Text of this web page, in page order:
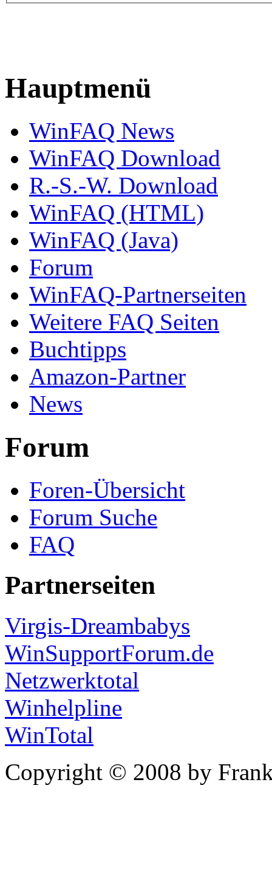
Hauptmenü
WinFAQ News
WinFAQ Download
R.-S.-W. Download
WinFAQ (HTML)
WinFAQ (Java)
Forum
WinFAQ-Partnerseiten
Weitere FAQ Seiten
Buchtipps
Amazon-Partner
News
Forum
Foren-Übersicht
Forum Suche
FAQ
Partnerseiten
Virgis-Dreambabys
WinSupportForum.de
Netzwerktotal
Winhelpline
WinTotal
Copyright © 2008 by